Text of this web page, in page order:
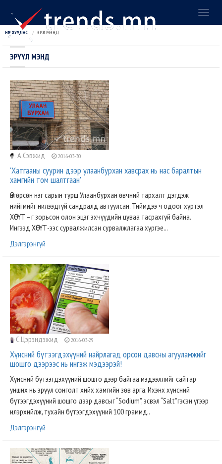
НҮҮР ХУУДАС ЭРҮҮЛ МЭНД
ЭРҮҮЛ МЭНД
А.Сэвжид 2016-03-30
'Хатгааны суурин дээр улаанбурхан хавсрах нь нас баралтын
хамгийн том шалтгаан'
Өнгөрсөн нэг сарын турш Улаанбурхан өвчний тархалт дэгдэж
нийгмийг нилээдгүй сандралд автуулсан. Тиймдээ ч одоог хүртэл
ХӨСҮТ –г зорьсон олон эцэг эхчүүдийн цуваа тасрахгүй байна.
Ингээд ХӨСҮТ-ээс сурвалжилсан сурвалжлагаа хүргэе...
Дэлгэрэнгүй
С.Цэрэндэжид 2016-03-29
Хүнсний бүтээгдэхүүний найрлагад орсон давсны агууламжийг
шошго дээрээс нь ингэж мэдээрэй!
Хүнсний бүтээгдэхүүний шошго дээр байгаа мэдээллийг сайтар
унших нь эрүүл сонголт хийх хамгийн зөв арга. Ихэнх хүнсний
бүтээгдэхүүний шошго дээр давсыг “Sodium”, эсвэл “Salt”гэсэн үгээр
илэрхийлж, тухайн бүтээгдэхүүний 100 граммд..
Дэлгэрэнгүй